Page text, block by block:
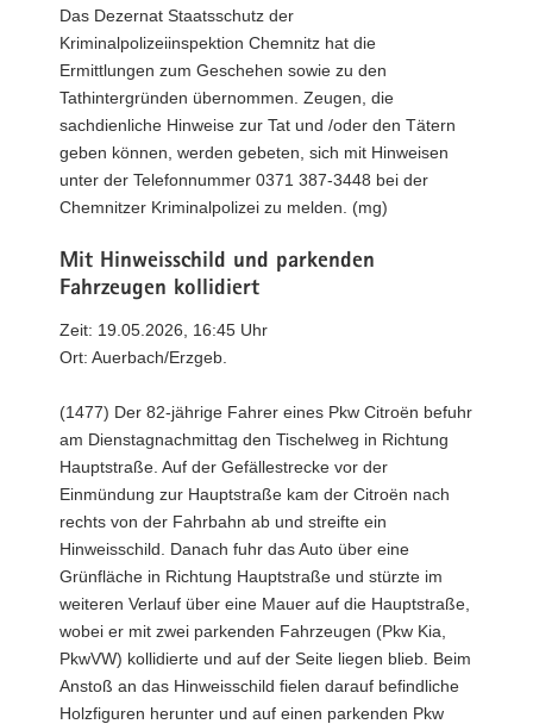
Das Dezernat Staatsschutz der
Kriminalpolizeiinspektion Chemnitz hat die
Ermittlungen zum Geschehen sowie zu den
Tathintergründen übernommen. Zeugen, die
sachdienliche Hinweise zur Tat und /oder den Tätern
geben können, werden gebeten, sich mit Hinweisen
unter der Telefonnummer 0371 387-3448 bei der
Chemnitzer Kriminalpolizei zu melden. (mg)
Mit Hinweisschild und parkenden
Fahrzeugen kollidiert
Zeit: 19.05.2026, 16:45 Uhr
Ort: Auerbach/Erzgeb.
(1477) Der 82-jährige Fahrer eines Pkw Citroën befuhr
am Dienstagnachmittag den Tischelweg in Richtung
Hauptstraße. Auf der Gefällestrecke vor der
Einmündung zur Hauptstraße kam der Citroën nach
rechts von der Fahrbahn ab und streifte ein
Hinweisschild. Danach fuhr das Auto über eine
Grünfläche in Richtung Hauptstraße und stürzte im
weiteren Verlauf über eine Mauer auf die Hauptstraße,
wobei er mit zwei parkenden Fahrzeugen (Pkw Kia,
PkwVW) kollidierte und auf der Seite liegen blieb. Beim
Anstoß an das Hinweisschild fielen darauf befindliche
Holzfiguren herunter und auf einen parkenden Pkw